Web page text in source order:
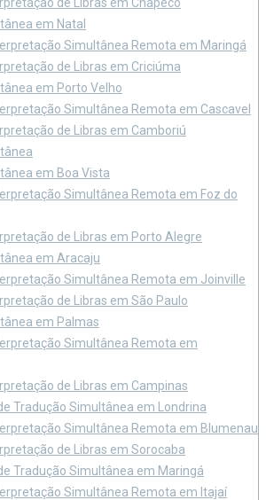
em Natal
Simultânea Remota em Maringá
de Libras em Criciúma
em Porto Velho
Simultânea Remota em Cascavel
de Libras em Camboriú
em Boa Vista
Simultânea Remota em Foz do
de Libras em Porto Alegre
em Aracaju
Simultânea Remota em Joinville
de Libras em São Paulo
em Palmas
Simultânea Remota em
de Libras em Campinas
Tradução Simultânea em Londrina
Simultânea Remota em Blumenau
de Libras em Sorocaba
Tradução Simultânea em Maringá
Simultânea Remota em Itajaí